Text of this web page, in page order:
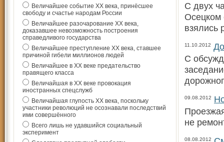
Величайшее событие ХХ века, принёсшее
свободу и счастье народам России
Величайшее разочарование ХХ века,
доказавшее невозможность построения
справедливого государства
Величайшее преступление ХХ века, ставшее
причиной гибели миллионов людей
Величайшее в ХХ веке предательство
правящего класса
Величайшая в ХХ веке провокация
иностранных спецслужб
Величайшая глупость ХХ века, поскольку
участники революций не осознавали последствий
ими совершённого
Всего лишь не удавшийся социальный
эксперимент
С двух
Осецком
взялись
11.10.2012
С
09.08.2012
не
08.08.2012